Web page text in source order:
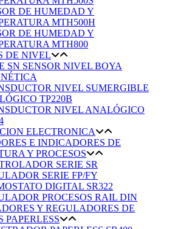
DE HUMEDAD Y
MTH500H
DE HUMEDAD Y
MTH800
DE NIVEL
SN SENSOR NIVEL BOYA
NIVEL SUMERGIBLE
TP220B
NIVEL ANALÓGICO
ELECTRONICA
E INDICADORES DE
Y PROCESOS
SERIE SR
SERIE FP/FY
DIGITAL SR322
PROCESOS RAIL DIN
Y REGULADORES DE
PAPERLESS